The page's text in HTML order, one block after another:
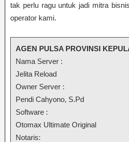
tak perlu ragu untuk jadi mitra
operator kami.
AGEN PULSA PROVINSI
Nama Server :
Jelita Reload
Owner Server :
Pendi Cahyono, S.Pd
Software :
Otomax Ultimate Original
Notaris: